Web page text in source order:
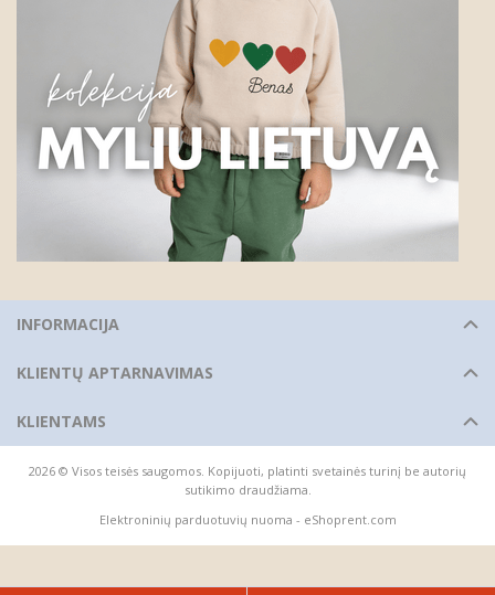
INFORMACIJA
KLIENTŲ APTARNAVIMAS
KLIENTAMS
2026 © Visos teisės saugomos. Kopijuoti, platinti svetainės turinį be autorių
sutikimo draudžiama.
Elektroninių parduotuvių nuoma - eShoprent.com